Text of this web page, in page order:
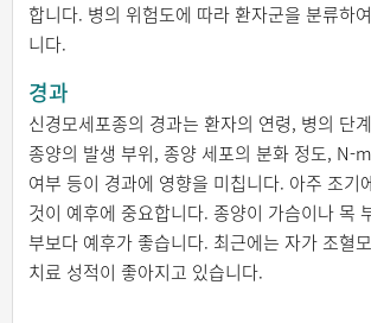
합니다. 병의 위험도에 따라 환자군을 분류하
니다.
경과
신경모세포종의 경과는 환자의 연령, 병의 단
종양의 발생 부위, 종양 세포의 분화 정도, N-
여부 등이 경과에 영향을 미칩니다. 아주 조기
것이 예후에 중요합니다. 종양이 가슴이나 목
부보다 예후가 좋습니다. 최근에는 자가 조혈
치료 성적이 좋아지고 있습니다.